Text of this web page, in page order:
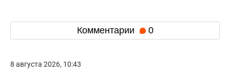
Комментарии 0
8 августа 2026, 10:43